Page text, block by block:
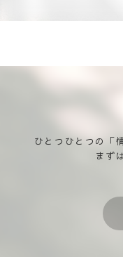
ひとつひとつの「
まず